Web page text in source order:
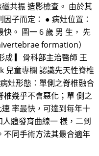
共振 造影檢查。 由於其
子而定： ● 病灶位置：
。 圖一 6 歲 男 生， 先
formation）
成 ▎骨科部主治醫師 王
兒童專欄 認識先天性脊椎
灶形態：單側之脊椎融合
椎幾乎不會惡化；單 側之
率最快，可達到每年十
體發育曲線一 樣，二到
不同手術方法其最合適年